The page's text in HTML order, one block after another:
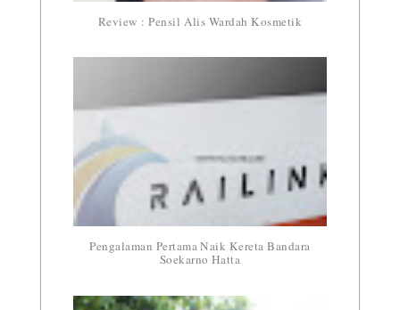
Review : Pensil Alis Wardah Kosmetik
Pengalaman Pertama Naik Kereta Bandara
Soekarno Hatta